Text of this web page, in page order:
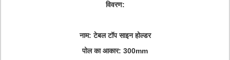
विवरण:
नाम: टेबल टॉप साइन होल्डर
पोल का आकार: 300mm